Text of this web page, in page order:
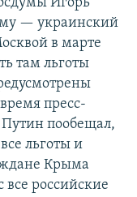
Игорь
— украинский
в марте
там льготы
пресс-
Путин пообещал,
льготы и
Крыма
все российские